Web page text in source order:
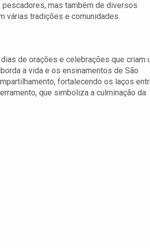
mas também de diversos
várias tradições e comunidades.
de orações e celebrações que criam
a vida e os ensinamentos de São
fortalecendo os laços
que simboliza a culminação da